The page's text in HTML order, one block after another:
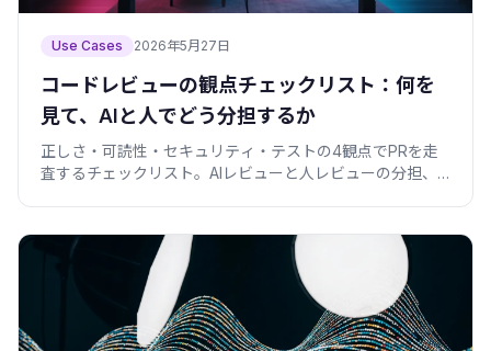
Use Cases 2026年5月27日
コードレビューの観点チェックリスト：何を
見て、AIと人でどう分担するか
正しさ・可読性・セキュリティ・テストの4観点でPRを走
査するチェックリスト。AIレビューと人レビューの分担、